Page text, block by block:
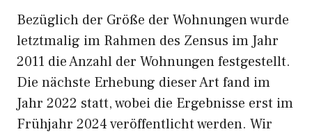
Bezüglich der Größe der Wohnungen wurde
letztmalig im Rahmen des Zensus im Jahr
2011 die Anzahl der Wohnungen festgestellt.
Die nächste Erhebung dieser Art fand im
Jahr 2022 statt, wobei die Ergebnisse erst im
Frühjahr 2024 veröffentlicht werden. Wir